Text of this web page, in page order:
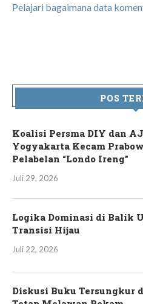
Pelajari bagaimana data
POS
Koalisi Persma DIY dan
Yogyakarta Kecam
Pelabelan “Londo Ireng”
Juli 29, 2026
Logika Dominasi di Balik
Transisi Hijau
Juli 22, 2026
Diskusi Buku Tersungkur